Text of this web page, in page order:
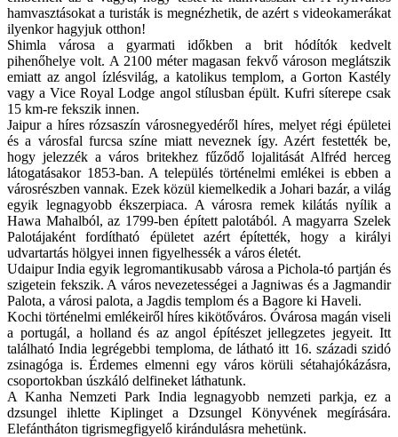
hamvasztásokat a turisták is megnézhetik, de azért s videokamerákat
ilyenkor hagyjuk otthon!
Shimla városa a gyarmati időkben a brit hódítók kedvelt
pihenőhelye volt. A 2100 méter magasan fekvő városon meglátszik
emiatt az angol ízlésvilág, a katolikus templom, a Gorton Kastély
vagy a Vice Royal Lodge angol stílusban épült. Kufri síterepe csak
15 km-re fekszik innen.
Jaipur a híres rózsaszín városnegyedéről híres, melyet régi épületei
és a városfal furcsa színe miatt neveznek így. Azért festették be,
hogy jelezzék a város britekhez fűződő lojalitását Alfréd herceg
látogatásakor 1853-ban. A település történelmi emlékei is ebben a
városrészben vannak. Ezek közül kiemelkedik a Johari bazár, a világ
egyik legnagyobb ékszerpiaca. A városra remek kilátás nyílik a
Hawa Mahalból, az 1799-ben épített palotából. A magyarra Szelek
Palotájaként fordítható épületet azért építették, hogy a királyi
udvartartás hölgyei innen figyelhessék a város életét.
Udaipur India egyik legromantikusabb városa a Pichola-tó partján és
szigetein fekszik. A város nevezetességei a Jagniwas és a Jagmandir
Palota, a városi palota, a Jagdis templom és a Bagore ki Haveli.
Kochi történelmi emlékeiről híres kikötőváros. Óvárosa magán viseli
a portugál, a holland és az angol építészet jellegzetes jegyeit. Itt
található India legrégebbi temploma, de látható itt 16. századi szidó
zsinagóga is. Érdemes elmenni egy város körüli sétahajókázásra,
csoportokban úszkáló delfineket láthatunk.
A Kanha Nemzeti Park India legnagyobb nemzeti parkja, ez a
dzsungel ihlette Kiplinget a Dzsungel Könyvének megírására.
Elefántháton tigrismegfigyelő kirándulásra mehetünk.